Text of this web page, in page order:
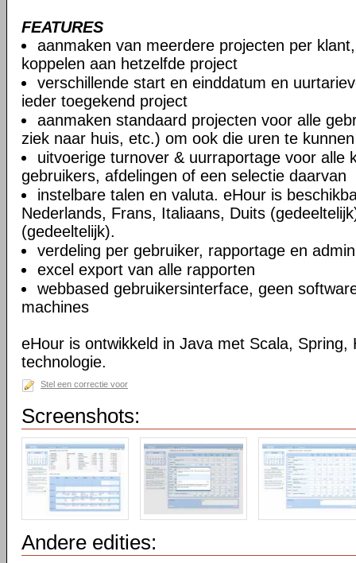
FEATURES
aanmaken van meerdere projecten per
koppelen aan hetzelfde project
verschillende start en einddatum en
ieder toegekend project
aanmaken standaard projecten voor alle
ziek naar huis, etc.) om ook die uren te
uitvoerige turnover & uurraportage voor alle
gebruikers, afdelingen of een selectie daarvan
instelbare talen en valuta. eHour is
Nederlands, Frans, Italiaans, Duits
(gedeeltelijk).
verdeling per gebruiker, rapportage en
excel export van alle rapporten
webbased gebruikersinterface, geen
machines
eHour is ontwikkeld in Java met Scala, Spring,
technologie.
Stel een correctie voor
Screenshots:
Andere edities: